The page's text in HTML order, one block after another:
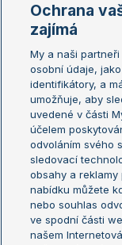
Žebříčky
Žebříček ATP (muži)
Žebříček WTA (ženy)
Sázkařský žebříček
Aktualní trendy
Fotbalové přestupy
Livesport Daily
Ochrana
zajímá
My a naši partneři
osobní údaje,
identifikátory, a
umožňuje, aby
uvedené v části
účelem
odvoláním svého
sledovací
obsahy a reklamy
nabídku můžete
nebo souhlas
ve spodní části
našem